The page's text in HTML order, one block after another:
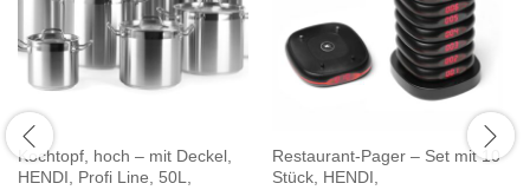
Kochtopf, hoch – mit Deckel,
HENDI, Profi Line, 50L,
Restaurant-Pager – Set mit 10
Stück, HENDI,